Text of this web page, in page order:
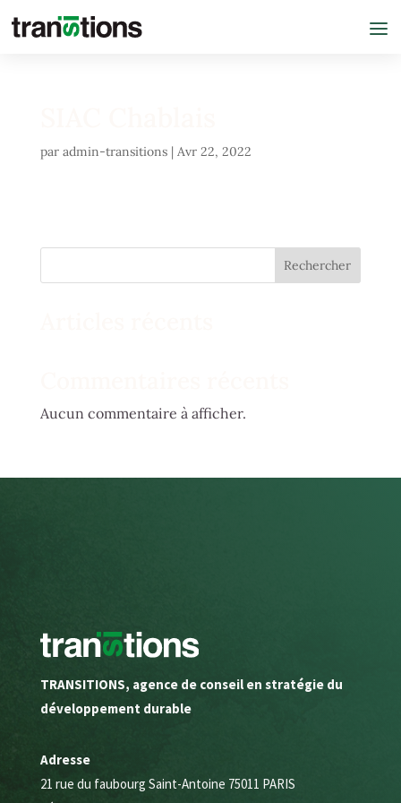
par admin-transitions| Avr 22, 2022
Rechercher
Aucun commentaire à afficher.
TRANSITIONS, agence de conseil en stratégie du
développement durable
Adresse
21 rue du faubourg Saint-Antoine 75011 PARIS